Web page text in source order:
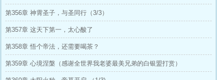
第356章 神霄圣子，与圣同行（3/3）
第357章 这天下第一，太心酸了
第358章 悟个帝法，还需要喝茶？
第359章 心境涅槃（感谢全世界我老婆最美兄弟的白银盟打赏）